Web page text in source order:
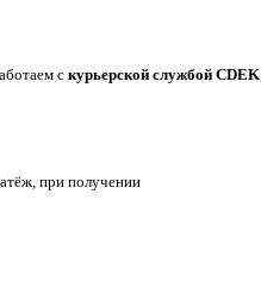
с курьерской службой CDEK
при получении